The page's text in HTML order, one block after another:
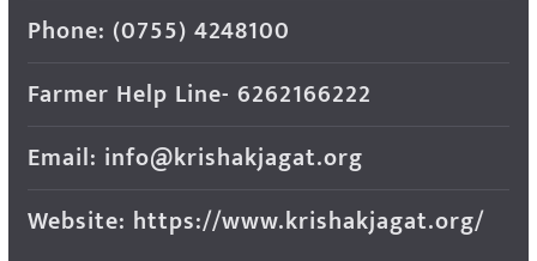
Phone: (0755) 4248100
Farmer Help Line- 6262166222
Email: info@krishakjagat.org
Website: https://www.krishakjagat.org/